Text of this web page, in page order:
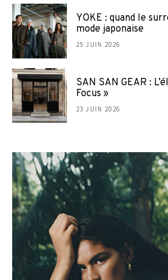
YOKE : quand le
mode japonaise
25 JUIN 2026
SAN SAN GEAR :
Focus »
23 JUIN 2026